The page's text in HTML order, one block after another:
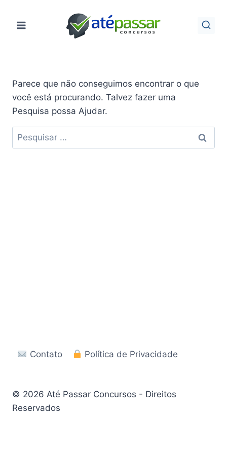
para
Parece que não conseguimos encontrar o que
você está procurando. Talvez fazer uma
Pesquisa possa Ajudar.
Pesquisar
por:
Contato Política de Privacidade
© 2026 Até Passar Concursos - Direitos
Reservados